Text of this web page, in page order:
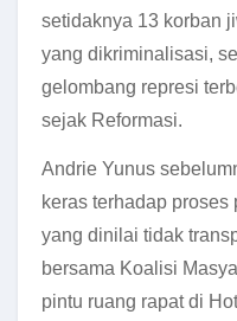
setidaknya 13 korban
yang dikriminalisasi,
gelombang represi
sejak Reformasi.
Andrie Yunus
keras terhadap proses
yang dinilai tidak
bersama Koalisi
pintu ruang rapat di